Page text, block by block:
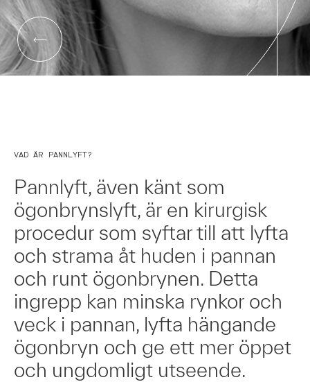
VAD ÄR PANNLYFT?
Pannlyft, även känt som
ögonbrynslyft, är en kirurgisk
procedur som syftar till att lyfta
och strama åt huden i pannan
och runt ögonbrynen. Detta
ingrepp kan minska rynkor och
veck i pannan, lyfta hängande
ögonbryn och ge ett mer öppet
och ungdomligt utseende.